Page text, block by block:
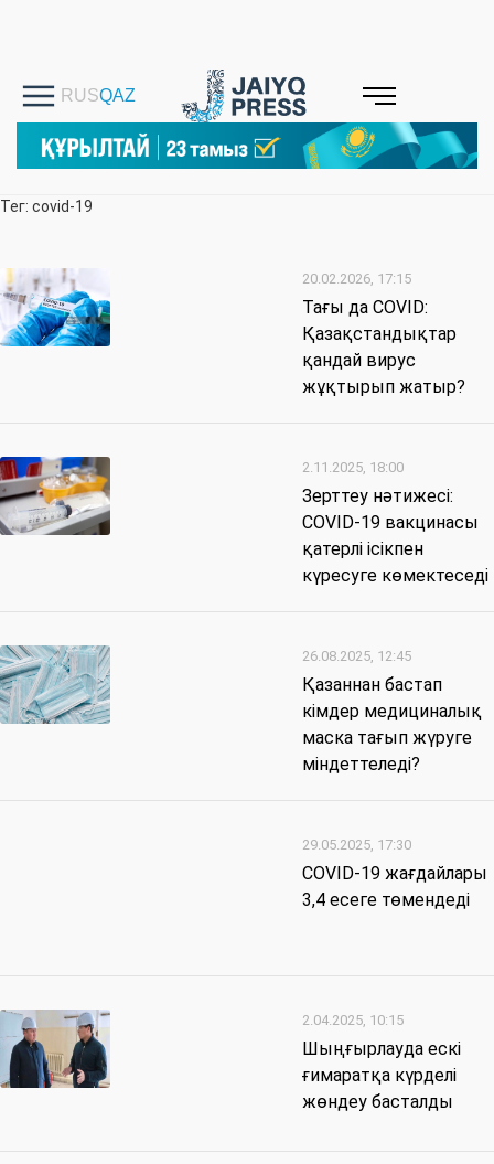
Тег: covid-19
20.02.2026, 17:15
Тағы да COVID:
Қазақстандықтар
қандай вирус
жұқтырып жатыр?
2.11.2025, 18:00
Зерттеу нәтижесі:
COVID-19 вакцинасы
қатерлі ісікпен
күресуге көмектеседі
26.08.2025, 12:45
Қазаннан бастап
кімдер медициналық
маска тағып жүруге
міндеттеледі?
29.05.2025, 17:30
COVID-19 жағдайлары
3,4 есеге төмендеді
2.04.2025, 10:15
Шыңғырлауда ескі
ғимаратқа күрделі
жөндеу басталды